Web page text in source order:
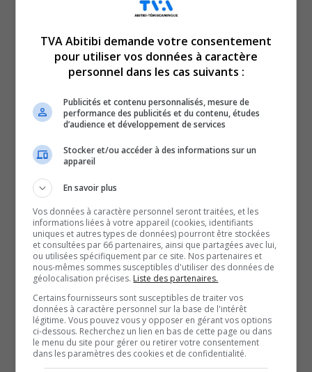
élément d’information que
l’homme a été retrouvé, hier
soir, à Senneterre.
Gaetan Vallières-Brochu a été conduit au centre
hospitalier, mais on ne craint pas pour sa vie mentionne
la porte-parole de la Sûreté du Québec, la sergente Nancy
Fournier.
La Sûreté du Québec n’est pas encore en mesure de nous
mentionner pourquoi Gaetan Vallières se trouvait à
Senneterre.
Pendant les six jours de sa disparition, la Sûreté du
Québec avait déployé plusieurs patrouilleurs afin de le
retrouver.
Ils sillonnaient les abords de rivières et les chemins
boisés, notamment de son lieu de résidence, à Sainte-
TVA Abitibi demande votre consentement
pour utiliser vos données à caractère
personnel dans les cas suivants :
Publicités et contenu personnalisés, mesure de
performance des publicités et du contenu, études
d’audience et développement de services
Stocker et/ou accéder à des informations sur un
appareil
En savoir plus
Vos données à caractère personnel seront traitées, et les
informations liées à votre appareil (cookies, identifiants
uniques et autres types de données) pourront être stockées
et consultées par 66 partenaires, ainsi que partagées avec lui,
ou utilisées spécifiquement par ce site. Nos partenaires et
nous-mêmes sommes susceptibles d'utiliser des données de
géolocalisation précises. Liste des partenaires.
Certains fournisseurs sont susceptibles de traiter vos
données à caractère personnel sur la base de l'intérêt
légitime. Vous pouvez vous y opposer en gérant vos options
ci-dessous. Recherchez un lien en bas de cette page ou dans
le menu du site pour gérer ou retirer votre consentement
dans les paramètres des cookies et de confidentialité.